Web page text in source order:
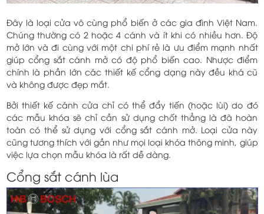
Đây là loại cửa vô cùng phổ biến ở các gia đình Việt Nam.
Chúng thường có 2 hoặc 4 cánh và ít khi có nhiều hơn. Độ
mở lớn và đi cùng với một chi phí rẻ là ưu điểm mạnh nhất
giúp cổng sắt cánh mở có độ phổ biến cao. Nhược điểm
chính là phần lớn các thiết kế cổng dạng này đều khá cũ
và không được đẹp mắt.
Bởi thiết kế cánh cửa chỉ có thể đẩy tiến (hoặc lùi) do đó
các mẫu khóa sẽ chỉ cần sử dụng chốt thẳng là đã hoàn
toàn có thể sử dụng với cổng sắt cánh mở. Loại cửa này
cũng tương thích với gần như mọi loại khóa thông minh, giúp
việc lựa chọn mẫu khóa là rất dễ dàng.
Cổng sắt cánh lùa